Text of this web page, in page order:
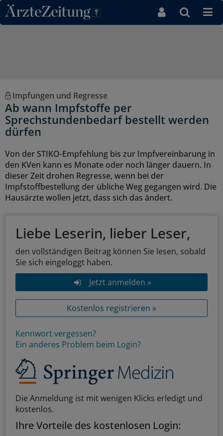
Direkt zum Inhaltsbereich
Impfungen und Regresse
Ab wann Impfstoffe per
Sprechstundenbedarf bestellt werden
dürfen
Von der STIKO-Empfehlung bis zur Impfvereinbarung in
den KVen kann es Monate oder noch länger dauern. In
dieser Zeit drohen Regresse, wenn bei der
Impfstoffbestellung der übliche Weg gegangen wird. Die
Hausärzte wollen jetzt, dass sich das ändert.
Liebe Leserin, lieber Leser,
den vollständigen Beitrag können Sie lesen, sobald
Sie sich eingeloggt haben.
Jetzt anmelden »
Kostenlos registrieren »
Kennwort vergessen?
Ein anderes Problem beim Login?
Die Anmeldung ist mit wenigen Klicks erledigt und
kostenlos.
Ihre Vorteile des kostenlosen Login: